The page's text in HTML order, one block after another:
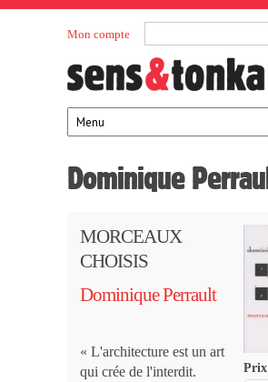
Mon compte
Sens et
Tonka
éditeurs
maison
d’édition
française
Dominique
MORCEAUX
CHOISIS
Dominique Perrault
« L'architecture est un art
qui crée de l'interdit.